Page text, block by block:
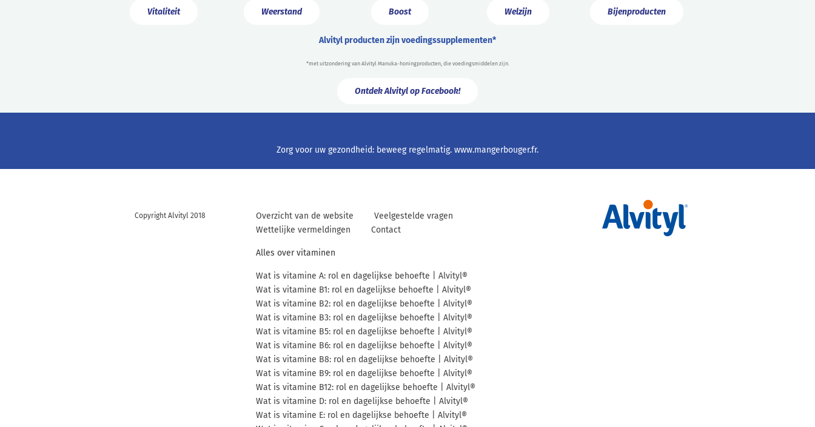
Vitaliteit Weerstand Boost Welzijn Bijenproducten
Alvityl producten zijn voedingssupplementen*
*met uitzondering van Alvityl Manuka-honingproducten, die voedingsmiddelen zijn.
Ontdek Alvityl op Facebook!
Zorg voor uw gezondheid: beweeg regelmatig. www.mangerbouger.fr.
Copyright Alvityl 2018 Overzicht van de website
Veelgestelde vragen
Wettelijke vermeldingen
Contact
Alles over vitaminen
Wat is vitamine A: rol en dagelijkse behoefte | Alvityl®
Wat is vitamine B1: rol en dagelijkse behoefte | Alvityl®
Wat is vitamine B2: rol en dagelijkse behoefte | Alvityl®
Wat is vitamine B3: rol en dagelijkse behoefte | Alvityl®
Wat is vitamine B5: rol en dagelijkse behoefte | Alvityl®
Wat is vitamine B6: rol en dagelijkse behoefte | Alvityl®
Wat is vitamine B8: rol en dagelijkse behoefte | Alvityl®
Wat is vitamine B9: rol en dagelijkse behoefte | Alvityl®
Wat is vitamine B12: rol en dagelijkse behoefte | Alvityl®
Wat is vitamine D: rol en dagelijkse behoefte | Alvityl®
Wat is vitamine E: rol en dagelijkse behoefte | Alvityl®